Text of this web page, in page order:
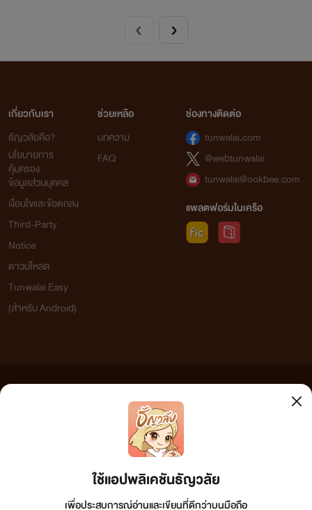
ใช้แอปพลิเคชันธัญวลัย
เพื่อประสบการณ์อ่านและเขียนที่ดีกว่าบนมือถือ
เกี่ยวกับเรา
ธัญวลัยคือ?
นโยบายการ
คุ้มครอง
ข้อมูลส่วนบุคคล
เงื่อนไขและข้อตกลง
Third-Party
Notice
ดาวน์โหลด
Tunwalai Easy
(สำหรับ Android)
ช่วยเหลือ
บทความ
FAQ
ช่องทางติดต่อ
tunwalai.com
@webtunwalai
tunwalai@ookbee.com
แพลตฟอร์มในเครือ
เว็บไซต์แห่งนี้ไม่ได้เห็นด้วยและไม่ขอรับผิดชอบต่อข้อความใดๆ ทั้งสิ้น ดังนั้นผู้อ่านทุกท่านโปรดใช้
วิจารณญาณในการกลั่นกรองด้วยตนเอง และหากท่านพบข้อความใดๆ ที่ขัดต่อกฎหมายและศีลธรรม
กรุณาแจ้งมาที่ tunwalai@ookbee.com เพื่อทีมงานจะได้ดำเนินการในทันที ทั้งนี้ ทางเว็บไซต์ขอสงวน
ลิขสิทธิ์ตามพระราชบัญญัติลิขสิทธิ์ (ฉบับเพิ่มเติม) พ.ศ.2558